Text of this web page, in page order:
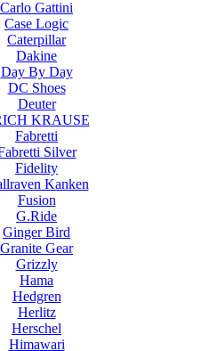
Carlo Gattini
Case Logic
Caterpillar
Dakine
Day By Day
DC Shoes
Deuter
KRAUSE
Fabretti
Silver
Fidelity
Kanken
Fusion
G.Ride
Ginger Bird
Granite Gear
Grizzly
Hama
Hedgren
Herlitz
Herschel
Himawari